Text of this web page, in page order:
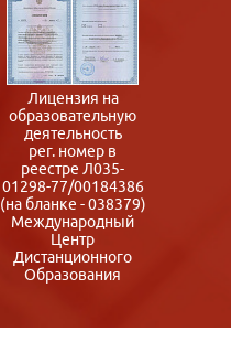
Лицензия на
образовательную
деятельность
рег. номер в
реестре Л035-
01298-77/00184386
(на бланке - 038379)
Международный
Центр
Дистанционного
Образования